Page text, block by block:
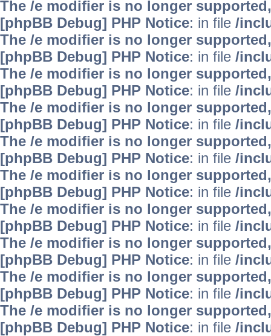
The /e modifier is no longer
[phpBB Debug] PHP Notice: in file /
The /e modifier is no longer
[phpBB Debug] PHP Notice: in file /
The /e modifier is no longer
[phpBB Debug] PHP Notice: in file /
The /e modifier is no longer
[phpBB Debug] PHP Notice: in file /
The /e modifier is no longer
[phpBB Debug] PHP Notice: in file /
The /e modifier is no longer
[phpBB Debug] PHP Notice: in file /
The /e modifier is no longer
[phpBB Debug] PHP Notice: in file /
The /e modifier is no longer
[phpBB Debug] PHP Notice: in file /
The /e modifier is no longer
[phpBB Debug] PHP Notice: in file /
The /e modifier is no longer
[phpBB Debug] PHP Notice: in file /